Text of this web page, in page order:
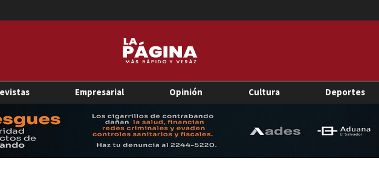
Empresarial Opinión Cultura Deportes